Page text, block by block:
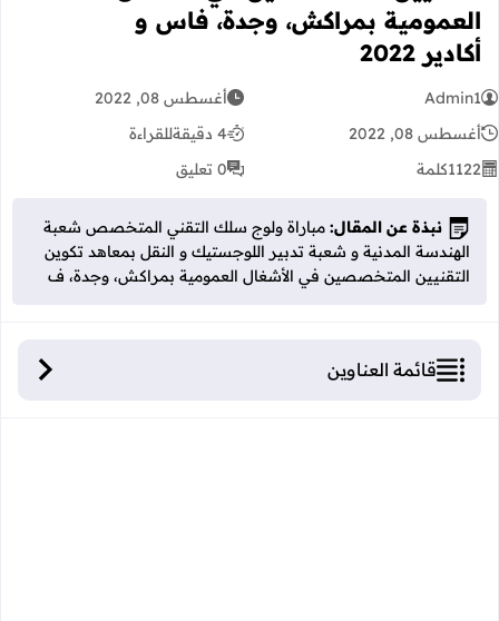
العمومية بمراكش، وجدة، فاس و
أكادير 2022
Admin1
أغسطس 08, 2022
أغسطس 08, 2022
4 دقيقة
للقراءة
1122كلمة 0 تعليق
نبذة عن المقال: مباراة ولوج سلك التقني المتخصص شعبة
الهندسة المدنية و شعبة تدبير اللوجستيك و النقل بمعاهد تكوين
التقنيين المتخصصين في الأشغال العمومية بمراكش، وجدة، ف
قائمة العناوين